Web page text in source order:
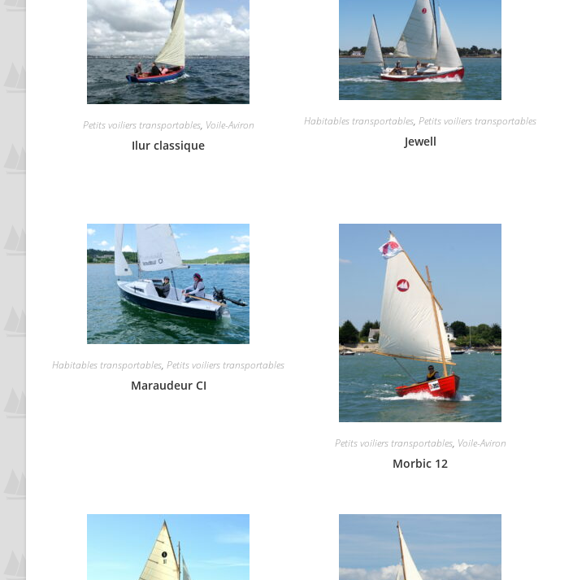
Petits voiliers transportables, Voile-Aviron
Ilur classique
Habitables transportables, Petits voiliers transportables
Jewell
Habitables transportables, Petits voiliers transportables
Maraudeur CI
Petits voiliers transportables, Voile-Aviron
Morbic 12